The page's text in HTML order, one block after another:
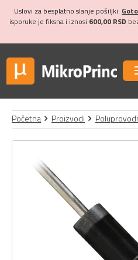
Uslovi za besplatno slanje pošiljki:
isporuke je fiksna i iznosi 600,00 RSD
Početna Proizvodi